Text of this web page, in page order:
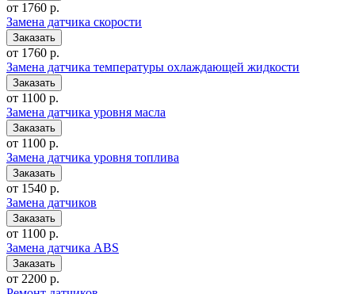
от 1760 р.
Замена датчика скорости
от 1760 р.
Замена датчика температуры охлаждающей жидкости
от 1100 р.
Замена датчика уровня масла
от 1100 р.
Замена датчика уровня топлива
от 1540 р.
Замена датчиков
от 1100 р.
Замена датчика ABS
от 2200 р.